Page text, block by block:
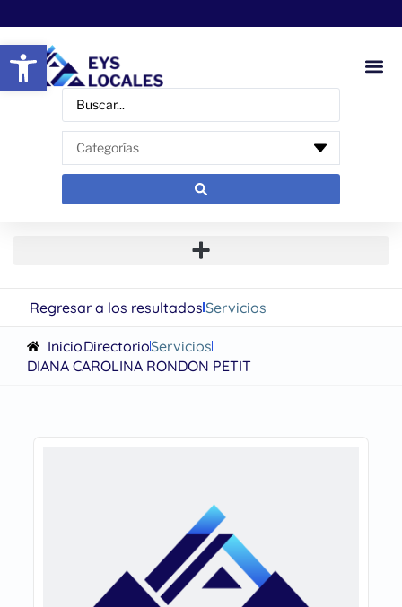
Abrir barra de herramientas
Regresar a los resultadosServicios
InicioDirectorioServicios
DIANA CAROLINA RONDON PETIT